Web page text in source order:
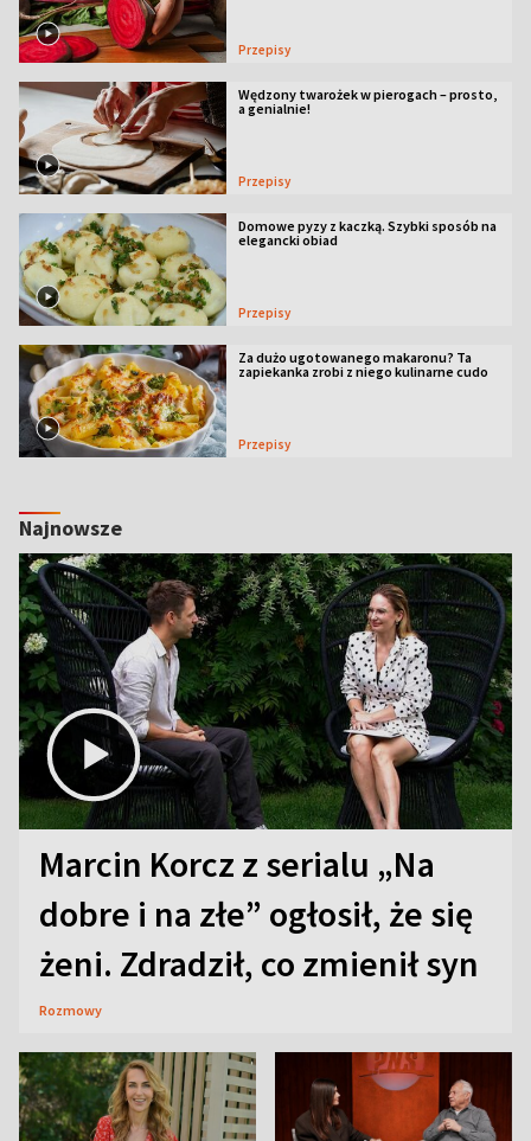
Przepisy
Wędzony twarożek w pierogach – prosto,
a genialnie!
Przepisy
Domowe pyzy z kaczką. Szybki sposób na
elegancki obiad
Przepisy
Za dużo ugotowanego makaronu? Ta
zapiekanka zrobi z niego kulinarne cudo
Przepisy
Najnowsze
Marcin Korcz z serialu „Na
dobre i na złe” ogłosił, że się
żeni. Zdradził, co zmienił syn
Rozmowy